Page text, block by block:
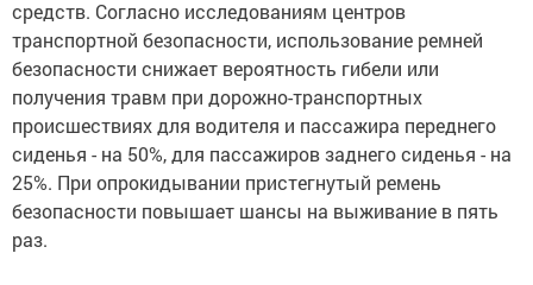
средств. Согласно исследованиям центров
транспортной безопасности, использование ремней
безопасности снижает вероятность гибели или
получения травм при дорожно-транспортных
происшествиях для водителя и пассажира переднего
сиденья - на 50%, для пассажиров заднего сиденья - на
25%. При опрокидывании пристегнутый ремень
безопасности повышает шансы на выживание в пять
раз.